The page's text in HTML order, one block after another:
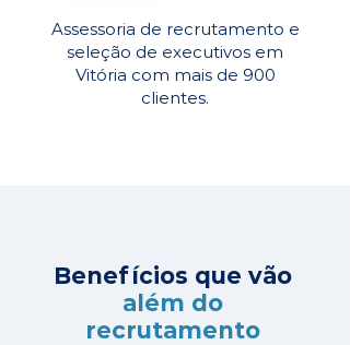
Assessoria de recrutamento e
seleção de executivos em
Vitória com mais de 900
clientes.
Benefícios que vão
além do
recrutamento